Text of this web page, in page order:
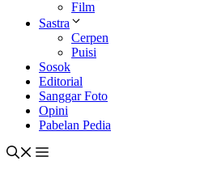
Film
Sastra
Cerpen
Puisi
Sosok
Editorial
Sanggar Foto
Opini
Pabelan Pedia